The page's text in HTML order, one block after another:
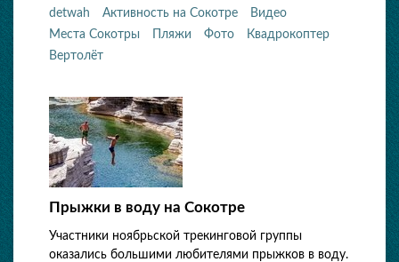
detwah Активность на Сокотре
Видео
Места Сокотры
Пляжи Фото
Квадрокоптер
Вертолёт
Прыжки в воду на Сокотре
Участники ноябрьской трекинговой группы
оказались большими любителями прыжков в воду.